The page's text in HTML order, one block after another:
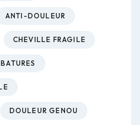
ANTI-DOULEUR
CHEVILLE FRAGILE
DOULEUR GENOU